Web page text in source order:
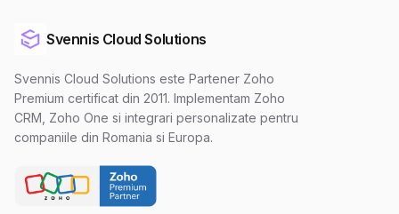
Svennis Cloud Solutions
Svennis Cloud Solutions este Partener Zoho
Premium certificat din 2011. Implementam Zoho
CRM, Zoho One si integrari personalizate pentru
companiile din Romania si Europa.